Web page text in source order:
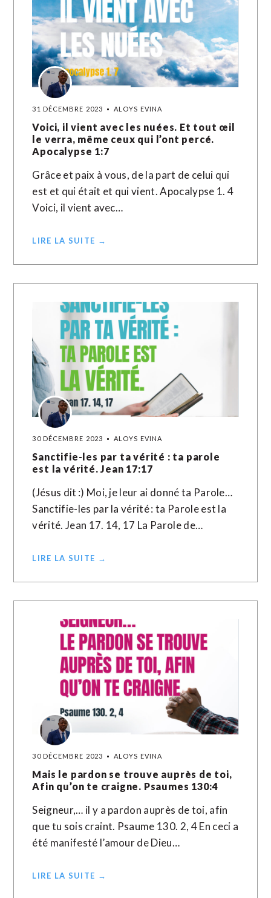
31 DÉCEMBRE 2023 ALOYS EVINA
Voici, il vient avec les nuées. Et tout œil
le verra, même ceux qui l’ont percé.
Apocalypse 1:7
Grâce et paix à vous, de la part de celui qui
est et qui était et qui vient. Apocalypse 1. 4
Voici, il vient avec…
LIRE LA SUITE →
30 DÉCEMBRE 2023 ALOYS EVINA
Sanctifie-les par ta vérité : ta parole
est la vérité. Jean 17:17
(Jésus dit :) Moi, je leur ai donné ta Parole…
Sanctifie-les par la vérité : ta Parole est la
vérité. Jean 17. 14, 17 La Parole de…
LIRE LA SUITE →
30 DÉCEMBRE 2023 ALOYS EVINA
Mais le pardon se trouve auprès de toi,
Afin qu’on te craigne. Psaumes 130:4
Seigneur,… il y a pardon auprès de toi, afin
que tu sois craint. Psaume 130. 2, 4 En ceci a
été manifesté l’amour de Dieu…
LIRE LA SUITE →